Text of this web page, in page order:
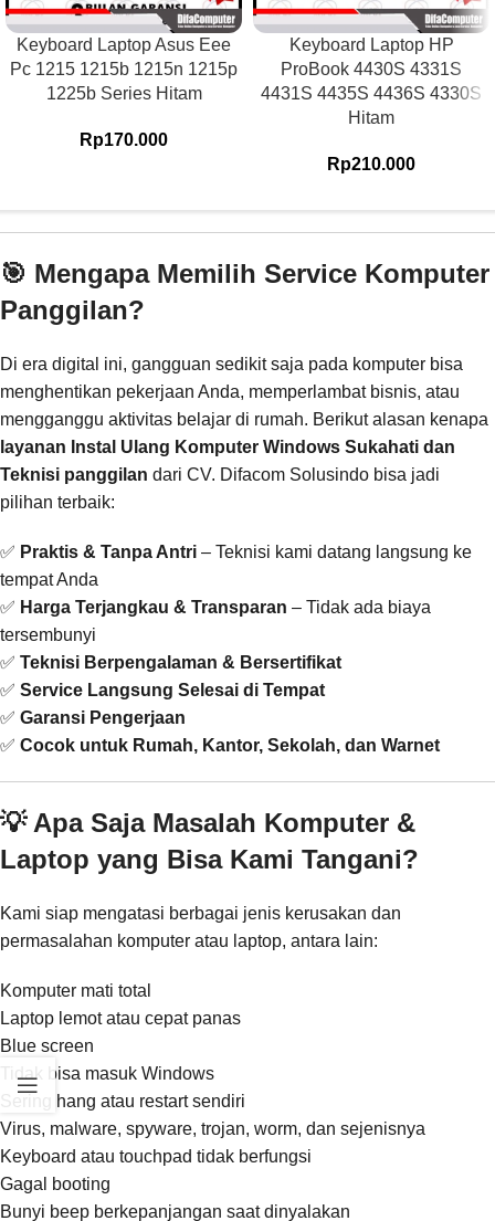
Keyboard Laptop Asus Eee
Pc 1215 1215b 1215n 1215p
1225b Series Hitam
Rp170.000
Keyboard Laptop HP
ProBook 4430S 4331S
4431S 4435S 4436S 4330S
Hitam
Rp210.000
🎯 Mengapa Memilih Service Komputer
Panggilan?
Di era digital ini, gangguan sedikit saja pada komputer bisa
menghentikan pekerjaan Anda, memperlambat bisnis, atau
mengganggu aktivitas belajar di rumah. Berikut alasan kenapa
layanan Instal Ulang Komputer Windows Sukahati dan
Teknisi panggilan dari CV. Difacom Solusindo bisa jadi
pilihan terbaik:
✅ Praktis & Tanpa Antri – Teknisi kami datang langsung ke
tempat Anda
✅ Harga Terjangkau & Transparan – Tidak ada biaya
tersembunyi
✅ Teknisi Berpengalaman & Bersertifikat
✅ Service Langsung Selesai di Tempat
✅ Garansi Pengerjaan
✅ Cocok untuk Rumah, Kantor, Sekolah, dan Warnet
💡 Apa Saja Masalah Komputer &
Laptop yang Bisa Kami Tangani?
Kami siap mengatasi berbagai jenis kerusakan dan
permasalahan komputer atau laptop, antara lain:
Komputer mati total
Laptop lemot atau cepat panas
Blue screen
Tidak bisa masuk Windows
Sering hang atau restart sendiri
Virus, malware, spyware, trojan, worm, dan sejenisnya
Keyboard atau touchpad tidak berfungsi
Gagal booting
Bunyi beep berkepanjangan saat dinyalakan